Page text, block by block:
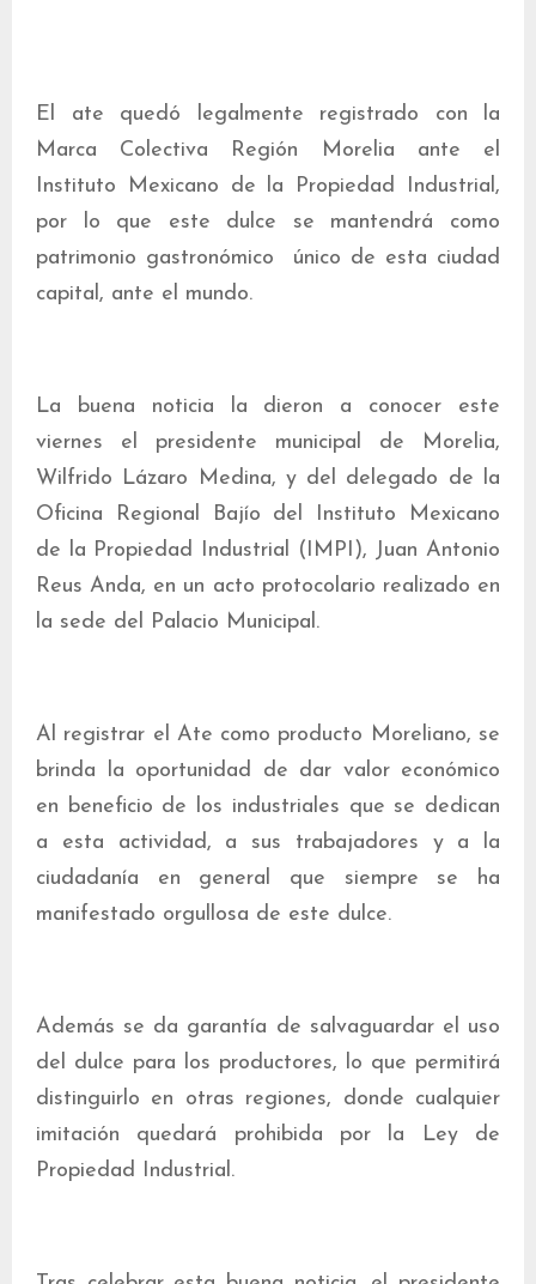
El ate quedó legalmente registrado con la
Marca Colectiva Región Morelia ante el
Instituto Mexicano de la Propiedad Industrial,
por lo que este dulce se mantendrá como
patrimonio gastronómico único de esta ciudad
capital, ante el mundo.
La buena noticia la dieron a conocer este
viernes el presidente municipal de Morelia,
Wilfrido Lázaro Medina, y del delegado de la
Oficina Regional Bajío del Instituto Mexicano
de la Propiedad Industrial (IMPI), Juan Antonio
Reus Anda, en un acto protocolario realizado en
la sede del Palacio Municipal.
Al registrar el Ate como producto Moreliano, se
brinda la oportunidad de dar valor económico
en beneficio de los industriales que se dedican
a esta actividad, a sus trabajadores y a la
ciudadanía en general que siempre se ha
manifestado orgullosa de este dulce.
Además se da garantía de salvaguardar el uso
del dulce para los productores, lo que permitirá
distinguirlo en otras regiones, donde cualquier
imitación quedará prohibida por la Ley de
Propiedad Industrial.